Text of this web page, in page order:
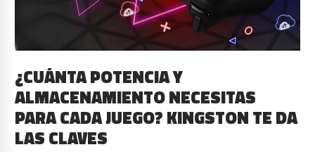
¿CUÁNTA POTENCIA Y
ALMACENAMIENTO NECESITAS
PARA CADA JUEGO? KINGSTON TE DA
LAS CLAVES